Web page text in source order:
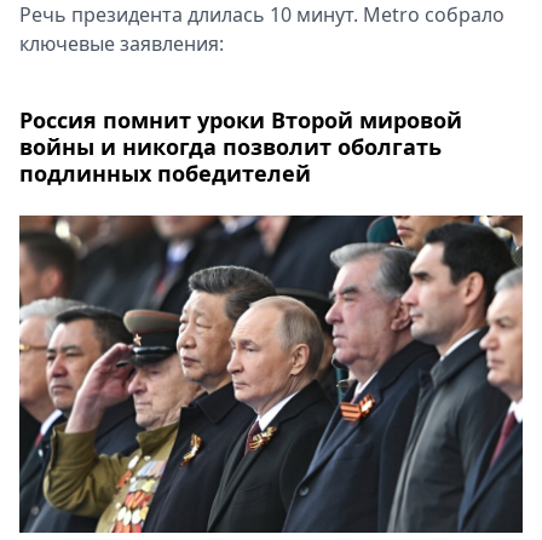
Речь президента длилась 10 минут. Metro собрало
ключевые заявления:
Россия помнит уроки Второй мировой
войны и никогда позволит оболгать
подлинных победителей